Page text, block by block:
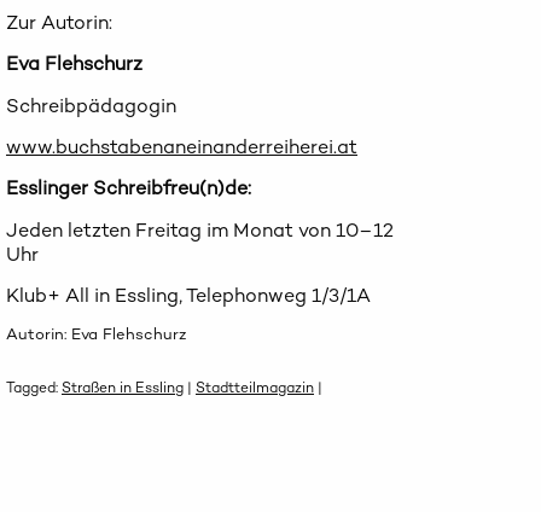
Zur Autorin:
Eva Flehschurz
Schreibpädagogin
www.buchstabenaneinanderreiherei.at
Esslinger Schreibfreu(n)de:
Jeden letzten Freitag im Monat von 10–12
Uhr
Klub+ All in Essling, Telephonweg 1/3/1A
Autorin: Eva Flehschurz
Tagged:Straßen in Essling | Stadtteilmagazin |